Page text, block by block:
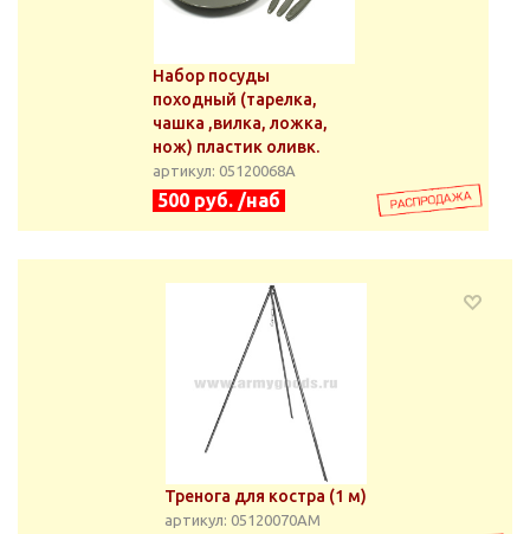
Набор посуды
походный (тарелка,
чашка ,вилка, ложка,
нож) пластик оливк.
артикул: 05120068А
500 руб. /наб
Тренога для костра (1 м)
артикул: 05120070АМ